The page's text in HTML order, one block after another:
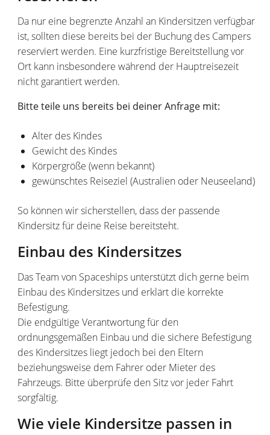
Da nur eine begrenzte Anzahl an Kindersitzen verfügbar
ist, sollten diese bereits bei der Buchung des Campers
reserviert werden. Eine kurzfristige Bereitstellung vor
Ort kann insbesondere während der Hauptreisezeit
nicht garantiert werden.
Bitte teile uns bereits bei deiner Anfrage mit:
Alter des Kindes
Gewicht des Kindes
Körpergröße (wenn bekannt)
gewünschtes Reiseziel (Australien oder Neuseeland)
So können wir sicherstellen, dass der passende
Kindersitz für deine Reise bereitsteht.
Einbau des Kindersitzes
Das Team von Spaceships unterstützt dich gerne beim
Einbau des Kindersitzes und erklärt die korrekte
Befestigung.
Die endgültige Verantwortung für den
ordnungsgemäßen Einbau und die sichere Befestigung
des Kindersitzes liegt jedoch bei den Eltern
beziehungsweise dem Fahrer oder Mieter des
Fahrzeugs. Bitte überprüfe den Sitz vor jeder Fahrt
sorgfältig.
Wie viele Kindersitze passen in